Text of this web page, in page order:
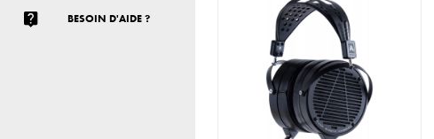
BESOIN D'AIDE ?